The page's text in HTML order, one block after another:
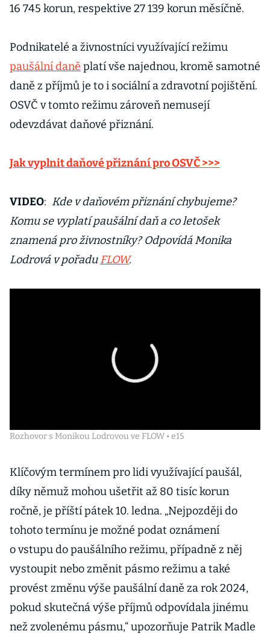
16 745 korun, respektive 27 139 korun měsíčně.
Podnikatelé a živnostníci využívající režimu
paušální daně platí vše najednou, kromě samotné
daně z příjmů je to i sociální a zdravotní pojištění.
OSVČ v tomto režimu zároveň nemusejí
odevzdávat daňové přiznání.
Jak vyplnit daňové přiznání pro OSVČ >>>
VIDEO: Kde v daňovém přiznání chybujeme?
Komu se vyplatí paušální daň a co letošek
znamená pro živnostníky? Odpovídá Monika
Lodrová v pořaduFLOW.
Rozhovor s Monikou Lodrovou ve FLOW • e15
Klíčovým termínem pro lidi využívající paušál,
díky němuž mohou ušetřit až 80 tisíc korun
ročně, je příští pátek 10. ledna. „Nejpozději do
tohoto termínu je možné podat oznámení
o vstupu do paušálního režimu, případně z něj
vystoupit nebo změnit pásmo režimu a také
provést změnu výše paušální daně za rok 2024,
pokud skutečná výše příjmů odpovídala jinému
než zvolenému pásmu,“ upozorňuje Patrik Madle